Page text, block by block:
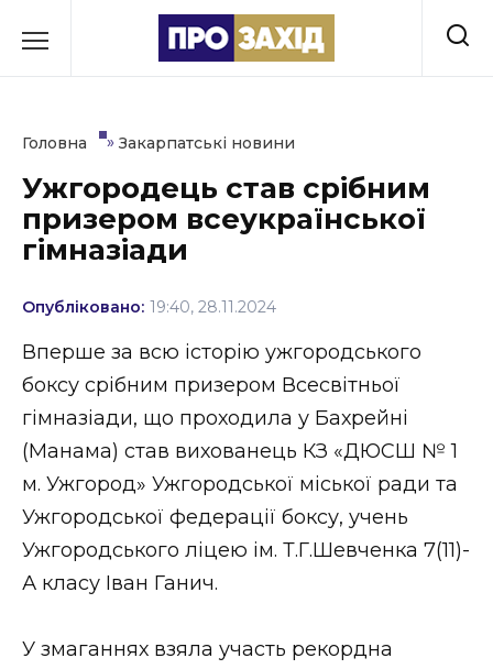
до
Культура
Освіта
Події
Політика
Соціум
Стиль життя
Втрачений Ужгород
Головна » Закарпатські новини
Ужгородець став срібним
призером всеукраїнської
гімназіади
Опубліковано: 19:40, 28.11.2024
Вперше за всю історію ужгородського
боксу срібним призером Всесвітньої
гімназіади, що проходила у Бахрейні
(Манама) став вихованець КЗ «ДЮСШ № 1
м. Ужгород» Ужгородської міської ради та
Ужгородської федерації боксу, учень
Ужгородського ліцею ім. Т.Г.Шевченка 7(11)-
А класу Іван Ганич.
У змаганнях взяла участь рекордна